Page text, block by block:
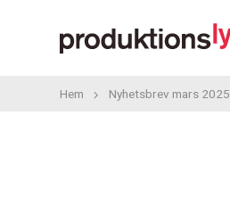
Hem Nyhetsbrev mars 2025